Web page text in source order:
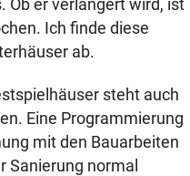
Ob er verlängert wird, ist
Ich finde diese
ab.
steht auch
Eine Programmierung
mit den Bauarbeiten
Sanierung normal